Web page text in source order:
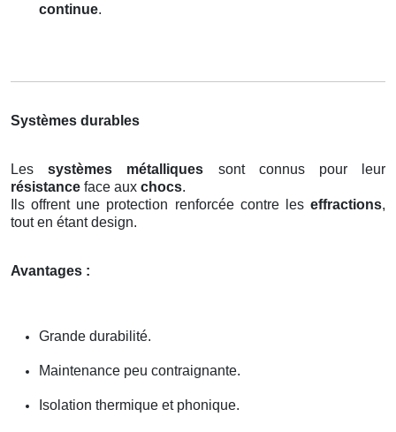
continue.
Systèmes durables
Lessystèmes métalliques sont connus pour leur
résistance face aux chocs.
Ils offrent une protection renforcée contre les effractions,
tout en étant design.
Avantages :
Grande durabilité.
Maintenance peu contraignante.
Isolation thermique et phonique.